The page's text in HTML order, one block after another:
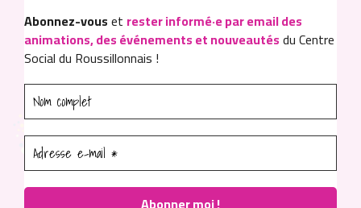
Abonnez-vouset rester informé·e par email des
animations, des événements et nouveautésdu Centre
Social du Roussillonnais !